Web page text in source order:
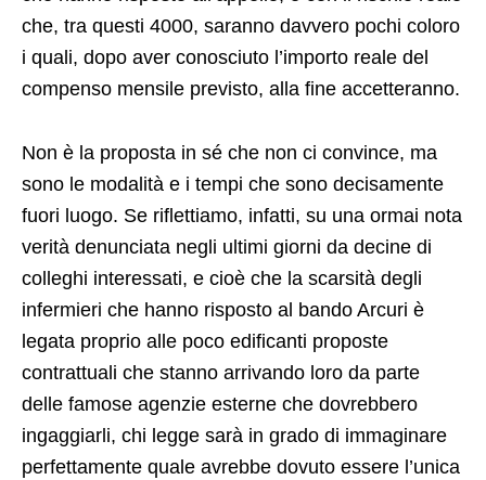
che, tra questi 4000, saranno davvero pochi coloro
i quali, dopo aver conosciuto l’importo reale del
compenso mensile previsto, alla fine accetteranno.
Non è la proposta in sé che non ci convince, ma
sono le modalità e i tempi che sono decisamente
fuori luogo. Se riflettiamo, infatti, su una ormai nota
verità denunciata negli ultimi giorni da decine di
colleghi interessati, e cioè che la scarsità degli
infermieri che hanno risposto al bando Arcuri è
legata proprio alle poco edificanti proposte
contrattuali che stanno arrivando loro da parte
delle famose agenzie esterne che dovrebbero
ingaggiarli, chi legge sarà in grado di immaginare
perfettamente quale avrebbe dovuto essere l’unica